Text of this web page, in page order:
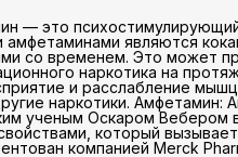
— это
являются
со временем. Это может
наркотика на
и расслабление
наркотики.
ученым Оскаром Вебером
который
компанией Merck